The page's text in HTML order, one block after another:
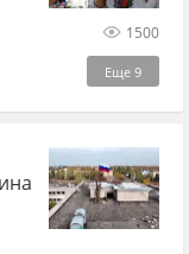
1500
Еще 9